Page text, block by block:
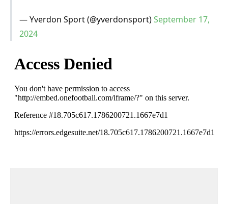
— Yverdon Sport (@yverdonsport)September 17,
2024